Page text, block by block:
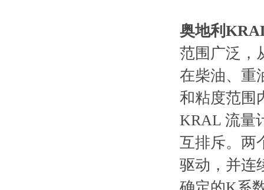
奥地利
范围广泛，
在柴油、重
和粘度范围
KRAL 流量
互排斥。两
驱动，并连